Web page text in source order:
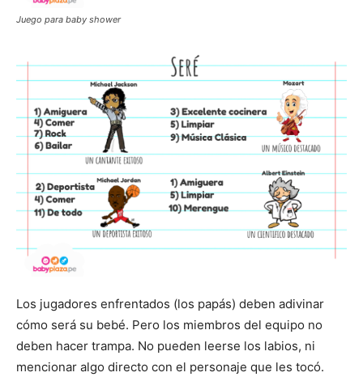
Juego para baby shower
Los jugadores enfrentados (los papás) deben adivinar
cómo será su bebé. Pero los miembros del equipo no
deben hacer trampa. No pueden leerse los labios, ni
mencionar algo directo con el personaje que les tocó.